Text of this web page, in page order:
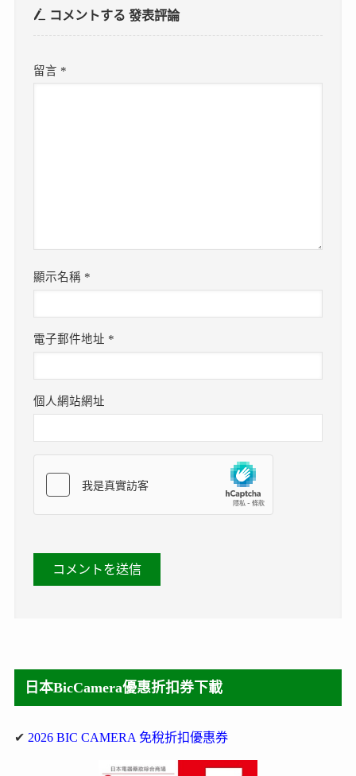
コメントする發表評論
留言 *
顯示名稱 *
電子郵件地址 *
個人網站網址
日本BicCamera優惠折扣券下載
✔ 2026 BIC CAMERA 免稅折扣優惠券